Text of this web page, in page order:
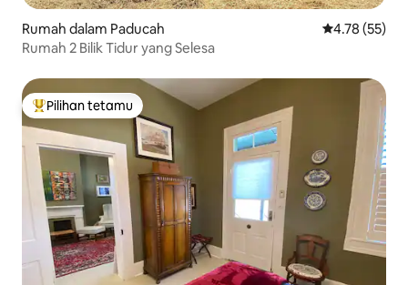
Rumah dalam Paducah Penarafan
4.78 (55)
Rumah 2 Bilik Tidur yang Selesa
Pilihan utama tetamu
Pilihan tetamu